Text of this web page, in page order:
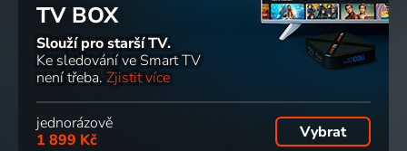
TV BOX
Slouží pro starší TV.
Ke sledování ve Smart TV
není třeba. Zjistit více
jednorázově
1 899 Kč
Vybrat